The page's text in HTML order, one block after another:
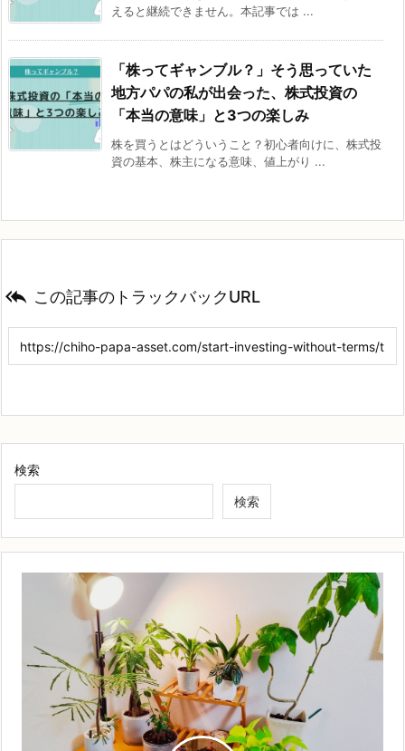
えると継続できません。本記事では ...
「株ってギャンブル？」そう思っていた
地方パパの私が出会った、株式投資の
「本当の意味」と3つの楽しみ
株を買うとはどういうこと？初心者向けに、株式投
資の基本、株主になる意味、値上がり ...
 この記事のトラックバックURL
検索
検索